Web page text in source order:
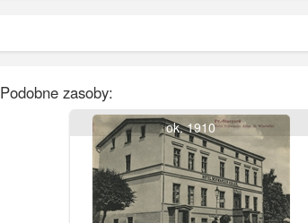
Podobne zasoby:
ok. 1910